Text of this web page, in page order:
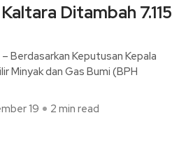
Ditambah 7.115
Berdasarkan Keputusan Kepala
Minyak dan Gas Bumi (BPH
19 2 min read